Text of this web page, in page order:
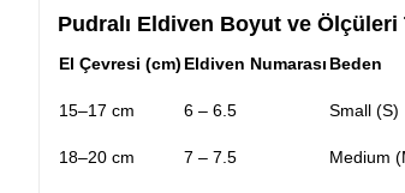
Pudralı Eldiven Boyut ve Ölçüleri
El Çevresi (cm) Eldiven Numarası Beden
15–17 cm 6 – 6.5 Small (S)
18–20 cm 7 – 7.5 Medium